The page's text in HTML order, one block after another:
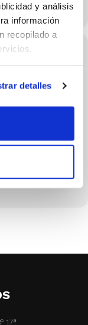
y análisis
información
recopilado a
detalles
17ª